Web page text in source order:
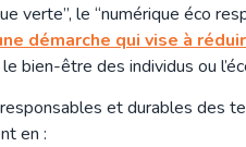
verte”, le “numérique éco
démarche qui vise à
bien-être des individus ou
et durables des
en :